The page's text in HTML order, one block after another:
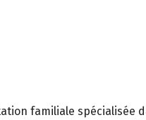
familiale spécialisée